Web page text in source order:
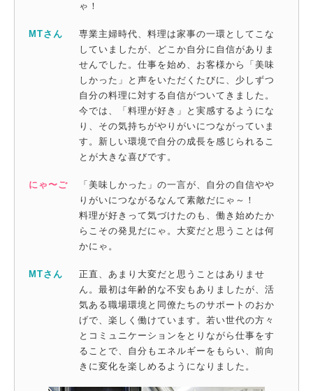
ゃ！
MTさん
専業主婦時代、料理は家事の一環としてこな
していましたが、どこか自分に自信がありま
せんでした。仕事を始め、お客様から「美味
しかった」と声をいただくたびに、少しずつ
自分の料理に対する自信がついてきました。
今では、「料理が好き」と実感するようにな
り、その気持ちがやりがいにつながっていま
す。新しい環境で自分の成長を感じられるこ
とが大きな喜びです。
にゃ〜ご
「美味しかった」の一言が、自分の自信やや
りがいにつながるなんて素敵だにゃ～！
料理が好きって気づけたのも、働き始めたか
らこその発見だにゃ。大変だと思うことは何
かにゃ。
MTさん
正直、あまり大変だと思うことはありませ
ん。最初は年齢的な不安もありましたが、活
気ある職場環境と同僚たちのサポートのおか
げで、楽しく働けています。若い世代の方々
とコミュニケーションをとりながら仕事をす
ることで、自分もエネルギーをもらい、前向
きに変化を楽しめるようになりました。